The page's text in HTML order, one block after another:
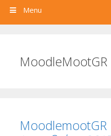
Menu
MoodleMootGR
MoodlemootGR